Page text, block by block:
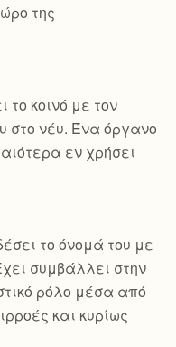
της
κοινό με τον
στο νέυ. Ένα όργανο
εν χρήσει
το όνομά του με
συμβάλλει στην
ρόλο μέσα από
και κυρίως